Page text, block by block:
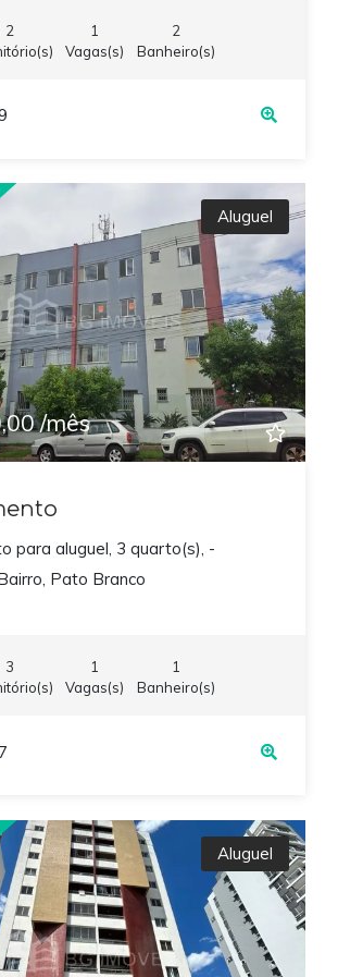
2
1
Vagas(s)
2
Banheiro(s)
Aluguel
/mês
para aluguel, 3 quarto(s), -
Pato Branco
3
1
Vagas(s)
1
Banheiro(s)
Aluguel